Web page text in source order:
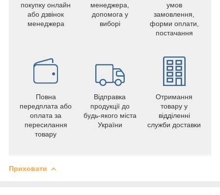
покупку онлайн
або дзвінок
менеджера
менеджера,
допомога у
виборі
умов
замовлення,
форми оплати,
постачання
Повна
передплата або
оплата за
пересилання
товару
Відправка
продукції до
будь-якого міста
України
Отримання
товару у
відділенні
служби доставки
Приховати